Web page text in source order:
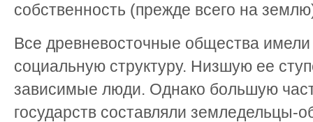
собственность (прежде всего на
Все древневосточные общества
социальную структуру. Низшую ее
зависимые люди. Однако большую
государств составляли